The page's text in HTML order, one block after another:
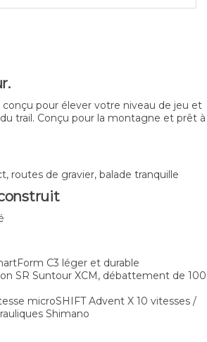
pour élever votre niveau de jeu et
trail. Conçu pour la montagne et prêt à
routes de gravier, balade tranquille
C3 léger et durable
SR Suntour XCM, débattement de 100
microSHIFT Advent X 10 vitesses /
Shimano